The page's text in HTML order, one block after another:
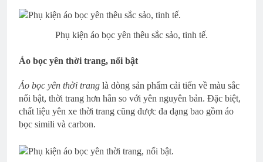
Phụ kiện áo bọc yên thêu sắc sảo, tinh tế.
Áo bọc yên thời trang, nổi bật
Áo bọc yên thời trang là dòng sản phẩm cải tiến về màu sắc
nổi bật, thời trang hơn hẳn so với yên nguyên bản. Đặc biệt,
chất liệu yên xe thời trang cũng được đa dạng bao gồm áo
bọc simili và carbon.